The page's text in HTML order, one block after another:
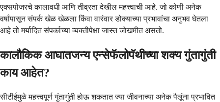
एक्सपोजरचे कालावधी आणि तीव्रता देखील महत्त्वाची आहे. जो कोणी अनेक
वर्षांपासून संपर्क खेळ खेळला किंवा वारंवार डोक्याच्या प्रभावांचा अनुभव घेतला
आहे तो मर्यादित संपर्काच्या व्यक्तीपेक्षा जास्त जोखमीत असतो.
कालौकिक आघातजन्य एन्सेफॅलोपॅथीच्या शक्य गुंतागुंती
काय आहेत?
सीटीईमुळे महत्त्वपूर्ण गुंतागुंती होऊ शकतात ज्या जीवनाच्या अनेक पैलूंना प्रभावित